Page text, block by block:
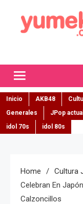
Inicio AKB48
Generales
JPop actual
idol 70s
idol 80s
Home
Cultura
Celebran En
Calzoncillos